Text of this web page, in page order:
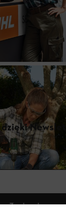
Zapisz się